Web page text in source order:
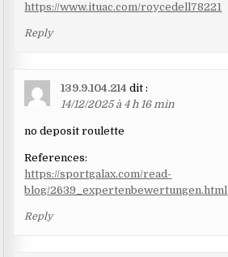
https://www.ituac.com/roycedell78221
Reply
139.9.104.214 dit :
14/12/2025 à 4 h 16 min
no deposit roulette
References:
https://sportgalax.com/read-
blog/2639_expertenbewertungen.html
Reply